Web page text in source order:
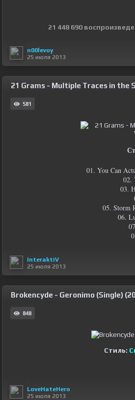
21 448 690
n00levoy
25 июля 2013
21 Grams - Multiple Traces in the
581
01. You Can
02.
03.
05. Storm
06.
InteraktiV
25 июля 2013
Brokencyde - Geronimo (Single)
848
Стиль:
LoveHateHero
25 июля 2013